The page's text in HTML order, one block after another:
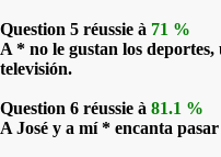
Question 5 réussie à 71 %
A * no le gustan los
televisión.
Question 6 réussie à 81.1 %
A José y a mí * encanta